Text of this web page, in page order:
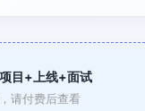
目+上线+面试
请付费后查看